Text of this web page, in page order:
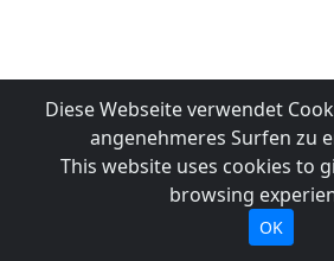
Diese Webseite verwendet
angenehmeres Surfen zu
This website uses cookies to
browsing
OK